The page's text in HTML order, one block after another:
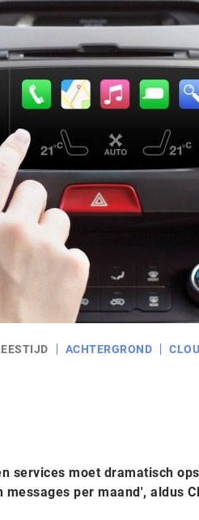
ACHTERGROND
services moet dramatisch
per maand', aldus